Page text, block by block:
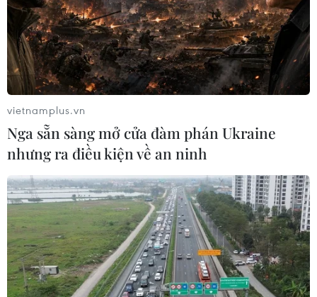
(TTXVN/Vietnam)
#Bắc Ninh
#Phó Thủ tướng Chính phủ
vietnamplus.vn
Nga sẵn sàng mở cửa đàm phán Ukraine
nhưng ra điều kiện về an ninh